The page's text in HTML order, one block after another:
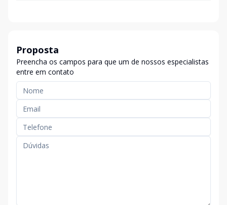
Proposta
Preencha os campos para que um de nossos especialistas
entre em contato